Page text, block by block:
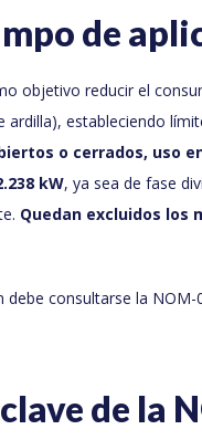
de
objetivo reducir el
ardilla), estableciendo
o cerrados, uso
kW, ya sea de fase
Quedan excluidos los
consultarse la NOM-
de la